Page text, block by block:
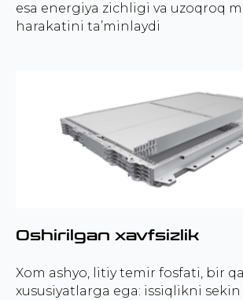
esa energiya zichligi va uzoqroq
harakatini ta’minlaydi
Oshirilgan xavfsizlik
Xom ashyo, litiy temir fosfati, bir
xususiyatlarga ega: issiqlikni sekin